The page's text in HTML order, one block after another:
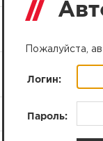
Пожалуйста,
Логин:
Пароль: